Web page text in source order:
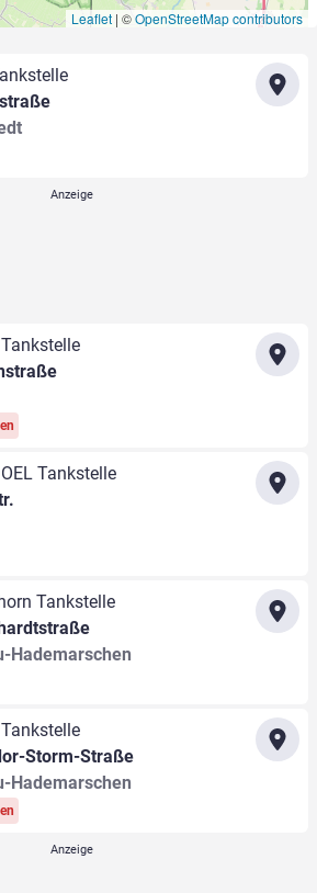
Leaflet | ©OpenStreetMap contributors
Tankstelle
Tankstelle
Hademarschen
Storm-Straße
Hademarschen